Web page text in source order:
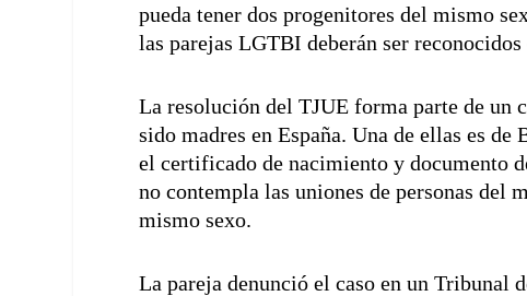
pueda tener dos progenitores del mismo
las parejas LGTBI deberán ser
La resolución del TJUE forma parte de un
sido madres en España. Una de ellas es
el certificado de nacimiento y documento
no contempla las uniones de personas del
mismo sexo.
La pareja denunció el caso en un Tribunal